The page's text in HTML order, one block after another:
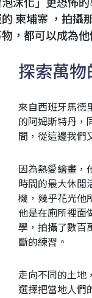
沫化」更恐怖
的 柬埔寨 ，拍攝
，都可以成為
探索萬物
來自西班牙馬德
的阿姆斯特丹，
間，從這邊我們
因為熱愛繪畫，
時間的最大休閒
機，幾乎花光他
他是在廁所裡面
學，拍攝了數百
斷的練習。
走向不同的土地
選擇把當地人們